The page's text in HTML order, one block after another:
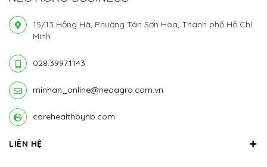
15/13 Hồng Hà, Phường Tân Sơn Hòa, Thành phố Hồ Chí
Minh
028.3997.1143
minhan_online@neoagro.com.vn
carehealthbynb.com
LIÊN HỆ